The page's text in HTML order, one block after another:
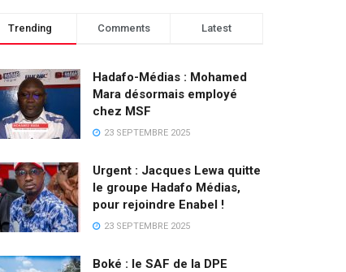
Trending Comments Latest
Hadafo-Médias : Mohamed
Mara désormais employé
chez MSF
23 SEPTEMBRE 2025
Urgent : Jacques Lewa quitte
le groupe Hadafo Médias,
pour rejoindre Enabel !
23 SEPTEMBRE 2025
Boké : le SAF de la DPE